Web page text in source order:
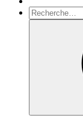
Recherche
pour